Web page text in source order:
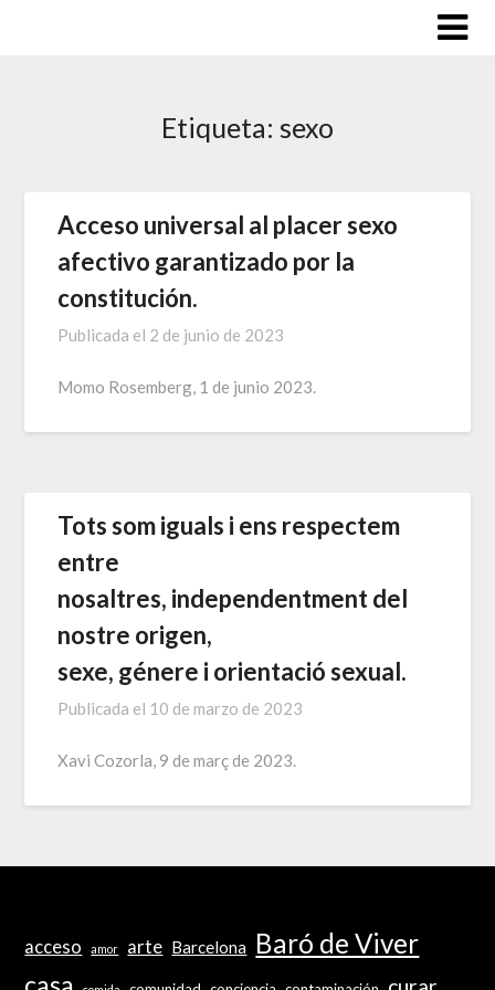
Etiqueta: sexo
Acceso universal al placer sexo
afectivo garantizado por la
constitución.
Publicada el 2 de junio de 2023
Momo Rosemberg, 1 de junio 2023.
Tots som iguals i ens respectem
entre
nosaltres, independentment del
nostre origen,
sexe, génere i orientació sexual.
Publicada el 10 de marzo de 2023
Xavi Cozorla, 9 de març de 2023.
acceso amor arte Barcelona Baró de Viver